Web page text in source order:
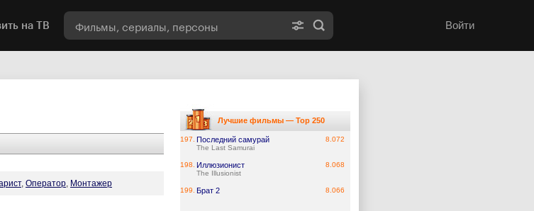
на ТВ Войти
, Оператор, Монтажер
Лучшие фильмы — Top 250
197. Последний самурай
The Last Samurai
8.072
198. Иллюзионист
The Illusionist
8.068
199. Брат 2 8.066